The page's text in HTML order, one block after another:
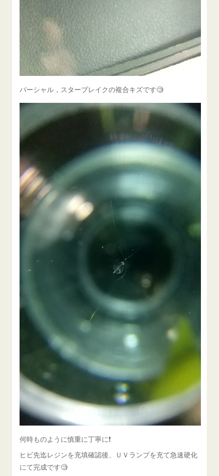
パーシャル，スターブレイクの複合キズです🧐
何時ものように慎重に丁寧に❗️
ヒビ先迄レジンを充填確認後、ＵＶランプを充て急速硬化
にて完成です🧐